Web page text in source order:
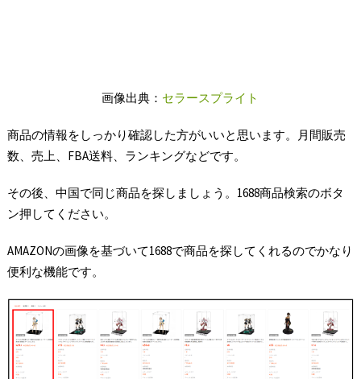
画像出典： セラースプライト
商品の情報をしっかり確認した方がいいと思います。月間販売
数、売上、FBA送料、ランキングなどです。
その後、中国で同じ商品を探しましょう。1688商品検索のボタ
ン押してください。
AMAZONの画像を基づいて1688で商品を探してくれるのでかなり
便利な機能です。